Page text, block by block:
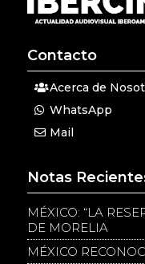
Contacto
Acerca de
WhatsApp
Mail
Notas
MÉXICO: “LA
DE MORELIA
MÉXICO